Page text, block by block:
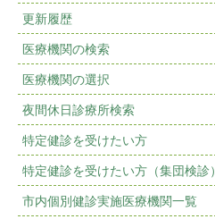
更新履歴
医療機関の検索
医療機関の選択
夜間休日診療所検索
特定健診を受けたい方
特定健診を受けたい方（集団検診）
市内個別健診実施医療機関一覧